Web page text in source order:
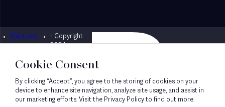
Mentions
légales
- Copyright
2024
Designed by Bonhomme
Cookie Consent
By clicking “Accept”, you agree to the storing of cookies on your
device to enhance site navigation, analyze site usage, and assist in
our marketing efforts. Visit the Privacy Policy to find out more.